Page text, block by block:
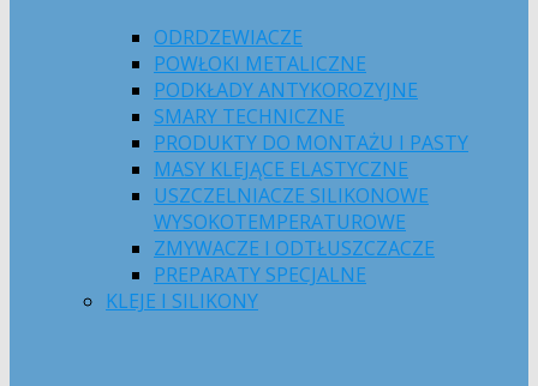
ODRDZEWIACZE
POWŁOKI METALICZNE
PODKŁADY ANTYKOROZYJNE
SMARY TECHNICZNE
PRODUKTY DO MONTAŻU I PASTY
MASY KLEJĄCE ELASTYCZNE
USZCZELNIACZE SILIKONOWE
WYSOKOTEMPERATUROWE
ZMYWACZE I ODTŁUSZCZACZE
PREPARATY SPECJALNE
KLEJE I SILIKONY